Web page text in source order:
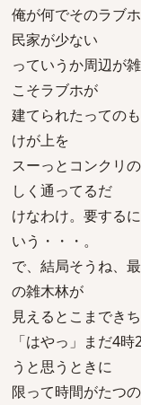
俺が何でそのラブ
民家が少ない
っていうか周辺が
こそラブホが
建てられたっての
けが上を
スーっとコンクリ
しく通ってるだ
けなわけ。要する
いう・・・。
で、結局そうね、
の雑木林が
見えるとこまでき
「はやっ」まだ4
うと思うときに
限って時間がたつ